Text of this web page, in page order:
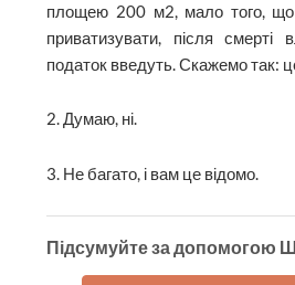
площею 200 м2, мало того,
приватизувати, після
податок введуть. Скажемо так:
2. Думаю, ні.
3. Не багато, і вам це відомо.
Підсумуйте за допомогою